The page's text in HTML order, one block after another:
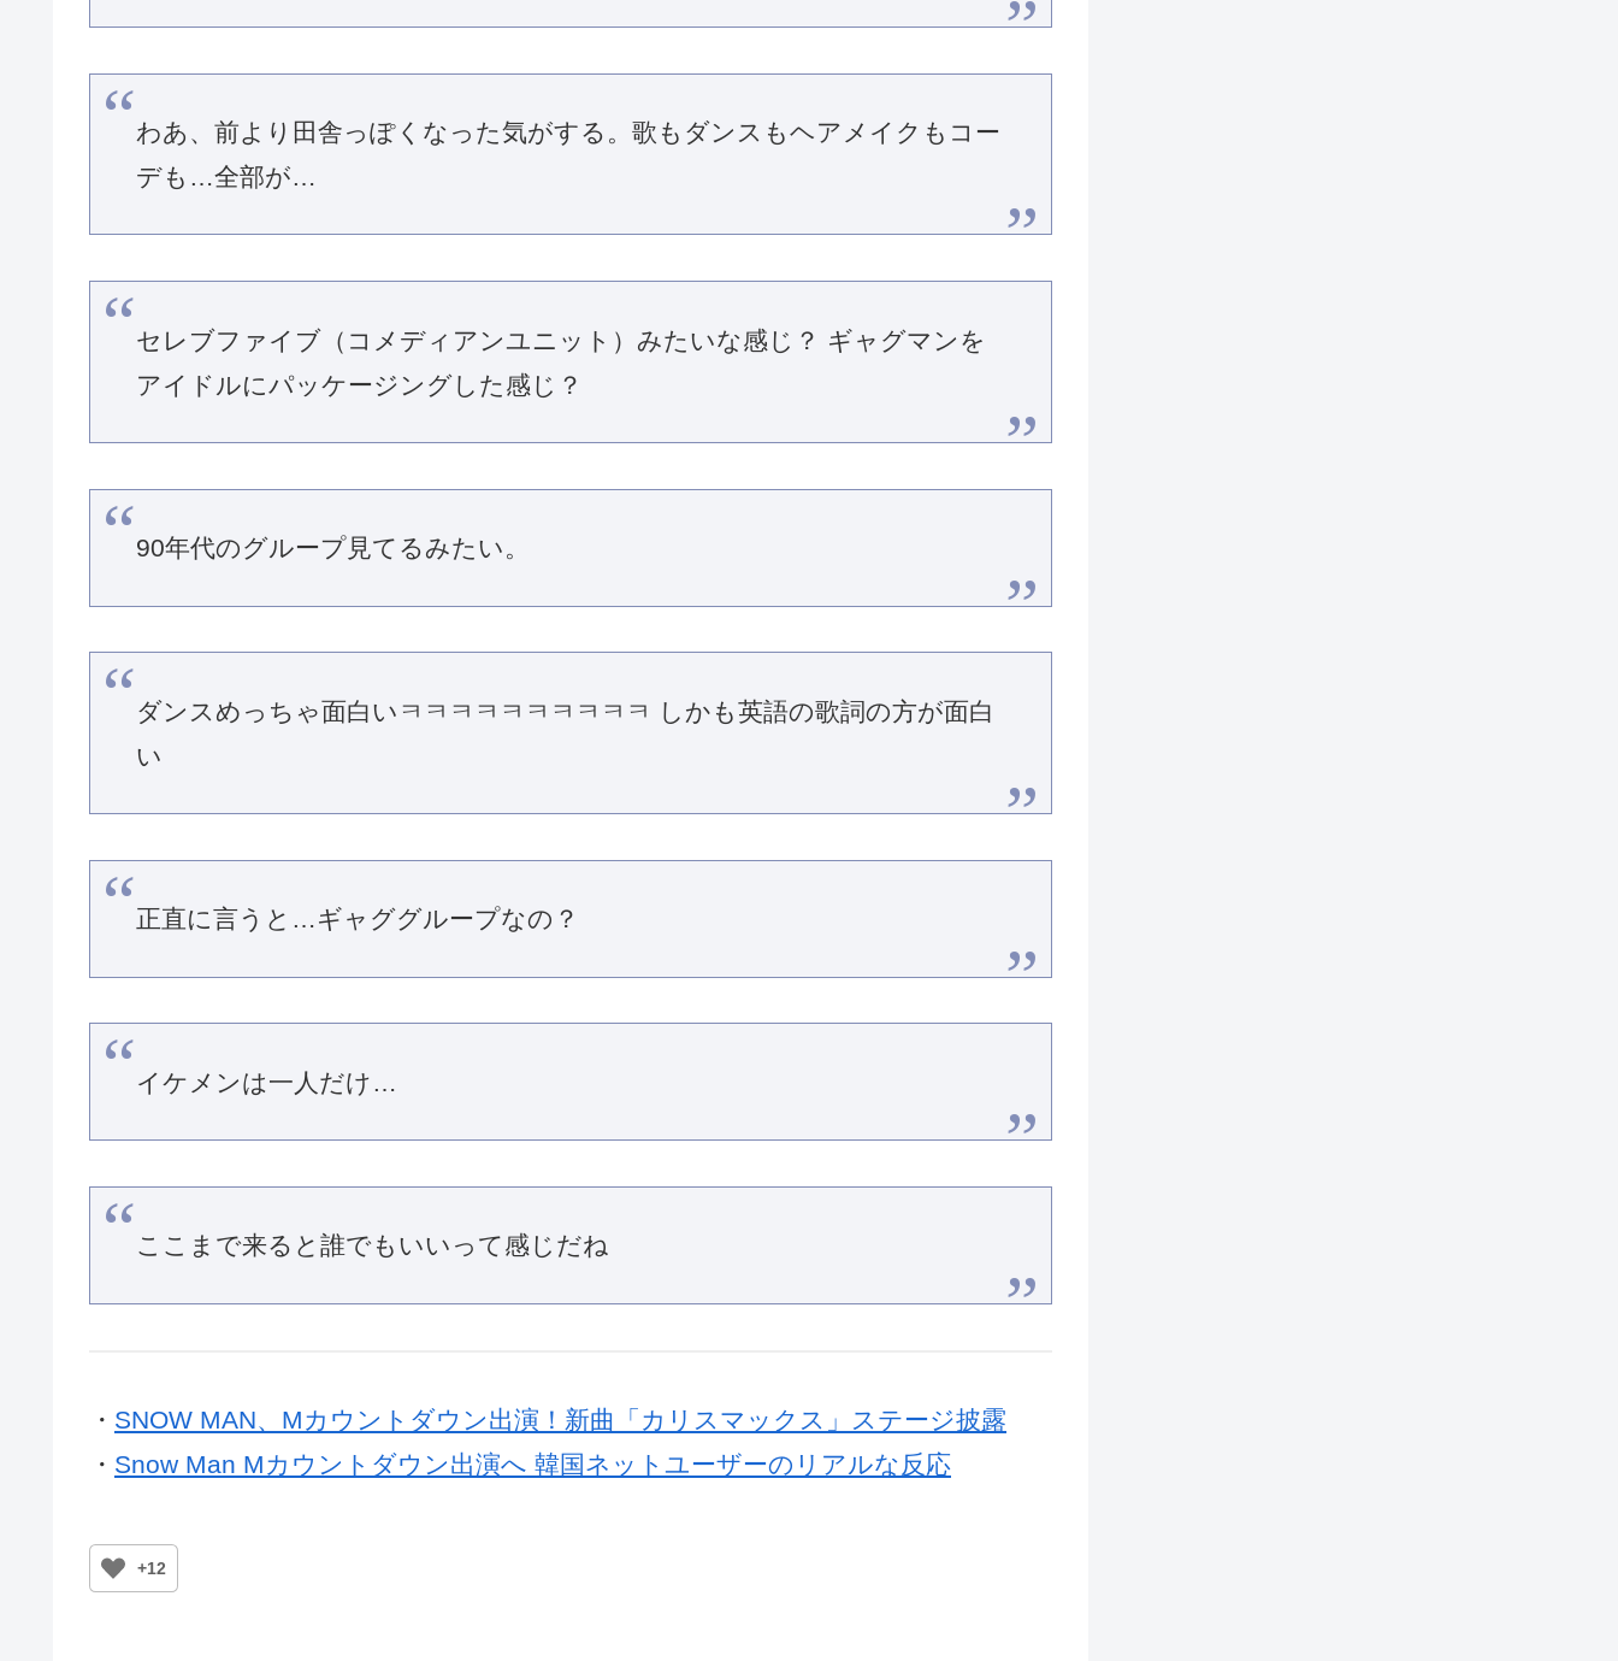
わあ、前より田舎っぽくなった気がする。歌もダンスもヘアメイクもコー
デも…全部が…
セレブファイブ（コメディアンユニット）みたいな感じ？ ギャグマンを
アイドルにパッケージングした感じ？
90年代のグループ見てるみたい。
ダンスめっちゃ面白いㅋㅋㅋㅋㅋㅋㅋㅋㅋㅋ しかも英語の歌詞の方が面白
い
正直に言うと…ギャググループなの？
イケメンは一人だけ…
ここまで来ると誰でもいいって感じだね
・ SNOW MAN、Mカウントダウン出演！新曲「カリスマックス」ステージ披露
・ Snow Man Mカウントダウン出演へ 韓国ネットユーザーのリアルな反応
+12